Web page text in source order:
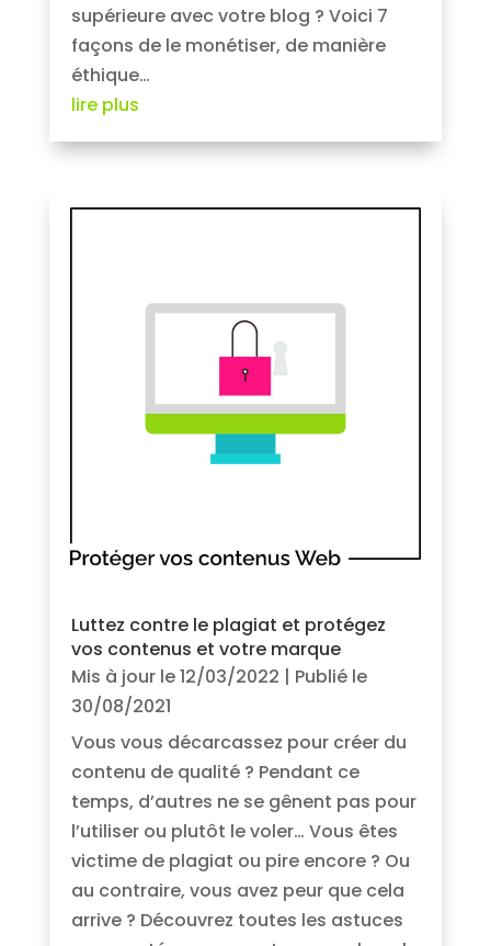
supérieure avec votre blog ? Voici 7
façons de le monétiser, de manière
éthique…
lire plus
Luttez contre le plagiat et protégez
vos contenus et votre marque
Mis à jour le 12/03/2022 | Publié le
30/08/2021
Vous vous décarcassez pour créer du
contenu de qualité ? Pendant ce
temps, d’autres ne se gênent pas pour
l’utiliser ou plutôt le voler… Vous êtes
victime de plagiat ou pire encore ? Ou
au contraire, vous avez peur que cela
arrive ? Découvrez toutes les astuces